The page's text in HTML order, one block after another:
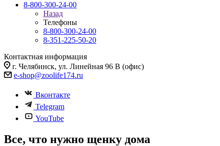
8-800-300-24-00
Назад
Телефоны
8-800-300-24-00
8-351-225-50-20
Контактная информация
г. Челябинск, ул. Линейная 96 В (офис)
e-shop@zoolife174.ru
Вконтакте
Telegram
YouTube
Все, что нужно щенку дома